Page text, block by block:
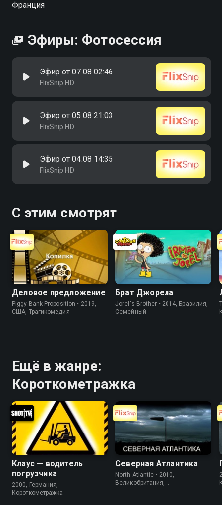
Франция
Эфиры: Фотосессия
Эфир от 07.08 02:46
FlixSnip HD
Эфир от 05.08 21:03
FlixSnip HD
Эфир от 04.08 14:35
FlixSnip HD
С этим смотрят
Деловое предложение
Piggy Bank Proposition • 2019,
США, Трагикомедия
Брат Джорела
Jorel's Brother • 2014, Бразилия,
Cемейный
Ещё в жанре:
Короткометражка
Клаус — водитель
погрузчика
2000, Германия,
Короткометражка
Северная Атлантика
North Atlantic • 2010,
Великобритания,